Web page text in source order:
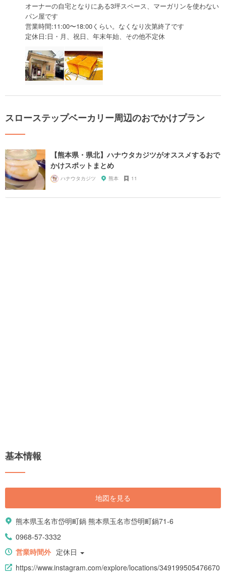
オーナーの自宅となりにある3坪スペース、マーガリンを使わない
パン屋です
営業時間:11:00〜18:00くらい。なくなり次第終了です
定休日:日・月、祝日、年末年始、その他不定休
スローステップベーカリー周辺のおでかけプラン
【熊本県・県北】ハナウタカジツがオススメするおで
かけスポットまとめ
ハナウタカジツ 熊本 11
基本情報
地図を見る
熊本県玉名市岱明町鍋 熊本県玉名市岱明町鍋71-6
0968-57-3332
営業時間外 定休日
https://www.instagram.com/explore/locations/349199505476670